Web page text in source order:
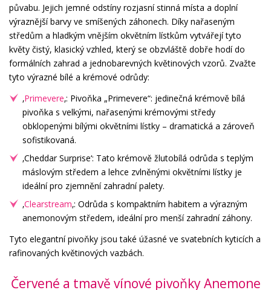
půvabu. Jejich jemné odstíny rozjasní stinná místa a doplní
výraznější barvy ve smíšených záhonech. Díky nařaseným
středům a hladkým vnějším okvětním lístkům vytvářejí tyto
květy čistý, klasický vzhled, který se obzvláště dobře hodí do
formálních zahrad a jednobarevných květinových vzorů. Zvažte
tyto výrazné bílé a krémové odrůdy:
‚Primevere‚: Pivoňka „Primevere“: jedinečná krémově bílá
pivoňka s velkými, nařasenými krémovými středy
obklopenými bílými okvětními lístky – dramatická a zároveň
sofistikovaná.
‚Cheddar Surprise‘: Tato krémově žlutobílá odrůda s teplým
máslovým středem a lehce zvlněnými okvětními lístky je
ideální pro zjemnění zahradní palety.
‚Clearstream‚: Odrůda s kompaktním habitem a výrazným
anemonovým středem, ideální pro menší zahradní záhony.
Tyto elegantní pivoňky jsou také úžasné ve svatebních kyticích a
rafinovaných květinových vazbách.
Červené a tmavě vínové pivoňky Anemone